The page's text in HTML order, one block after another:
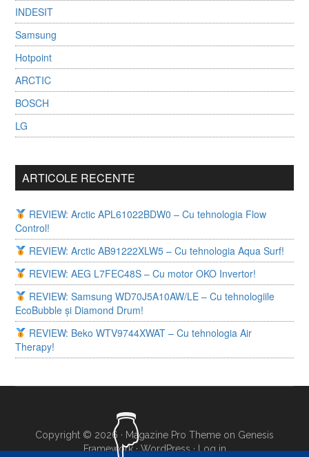
INDESIT
Samsung
Hotpoint
ARCTIC
BOSCH
LG
ARTICOLE RECENTE
REVIEW: Arctic APL61022BDW0 – Cu tehnologia Flow
Control!
REVIEW: Arctic AB91222XLW5 – Cu tehnologia Aqua Surf!
REVIEW: AEG L7FEC48S – Cu motor OKO Invertor!
REVIEW: Samsung WD70J5A10AW/LE – Cu tehnologiile
EcoBubble și Diamond Drum!
REVIEW: Beko WTV9744XWAT – Cu tehnologia Air
Therapy!
Copyright © 2026 · Magazine Pro Theme on Genesis
Framework·WordPress·Log in